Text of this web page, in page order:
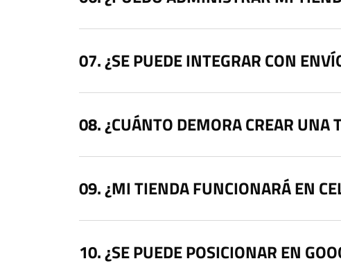
¿SE PUEDE INTEGRAR CON
¿CUÁNTO DEMORA CREAR UNA
¿MI TIENDA FUNCIONARÁ EN
¿SE PUEDE POSICIONAR EN